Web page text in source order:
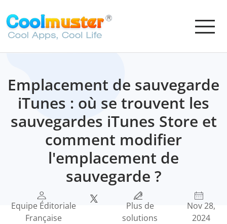
Emplacement de sauvegarde
iTunes : où se trouvent les
sauvegardes iTunes Store et
comment modifier
l'emplacement de
sauvegarde ?
Equipe Éditoriale
Française
Plus de
solutions
Nov 28,
2024